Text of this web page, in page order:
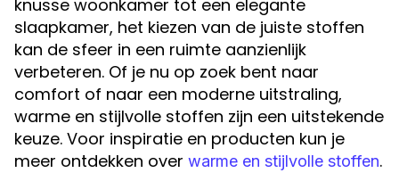
knusse woonkamer tot een elegante
slaapkamer, het kiezen van de juiste stoffen
kan de sfeer in een ruimte aanzienlijk
verbeteren. Of je nu op zoek bent naar
comfort of naar een moderne uitstraling,
warme en stijlvolle stoffen zijn een uitstekende
keuze. Voor inspiratie en producten kun je
meer ontdekken over warme en stijlvolle stoffen.